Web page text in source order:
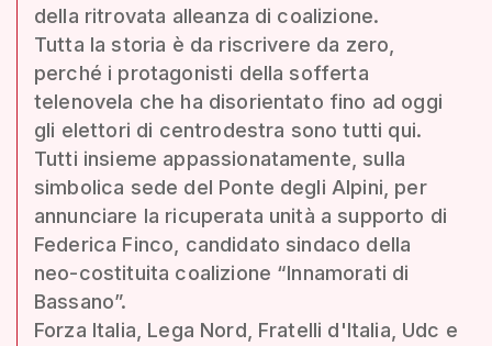
della ritrovata alleanza di coalizione.
Tutta la storia è da riscrivere da zero,
perché i protagonisti della sofferta
telenovela che ha disorientato fino ad oggi
gli elettori di centrodestra sono tutti qui.
Tutti insieme appassionatamente, sulla
simbolica sede del Ponte degli Alpini, per
annunciare la ricuperata unità a supporto di
Federica Finco, candidato sindaco della
neo-costituita coalizione “Innamorati di
Bassano”.
Forza Italia, Lega Nord, Fratelli d'Italia, Udc e